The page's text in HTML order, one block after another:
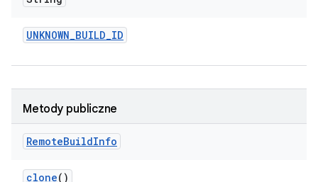
UNKNOWN_BUILD_ID
Metody publiczne
RemoteBuildInfo
clone()